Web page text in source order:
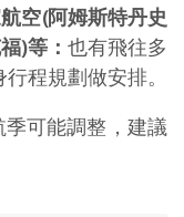
空(阿姆斯特丹史
)等： 也有飛往多
程規劃做安排。
可能調整，建議